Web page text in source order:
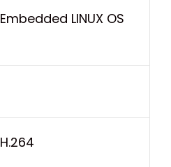
Embedded LINUX OS
H.264